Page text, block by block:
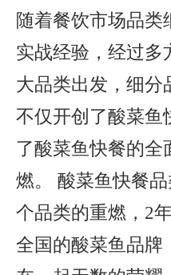
随着餐饮市场品类
实战经验，经过多
大品类出发，细分
不仅开创了酸菜鱼
了酸菜鱼快餐的全
燃。 酸菜鱼快餐
个品类的重燃，2
全国的酸菜鱼品牌